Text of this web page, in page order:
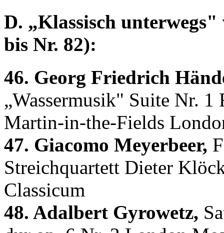
D. „Klassisch
bis Nr. 82):
46. Georg Friedrich
„Wassermusik" Suite Nr.
Martin-in-the-Fields
47. Giacomo Meyerbeer,
Streichquartett Dieter
Classicum
48. Adalbert Gyrowetz,